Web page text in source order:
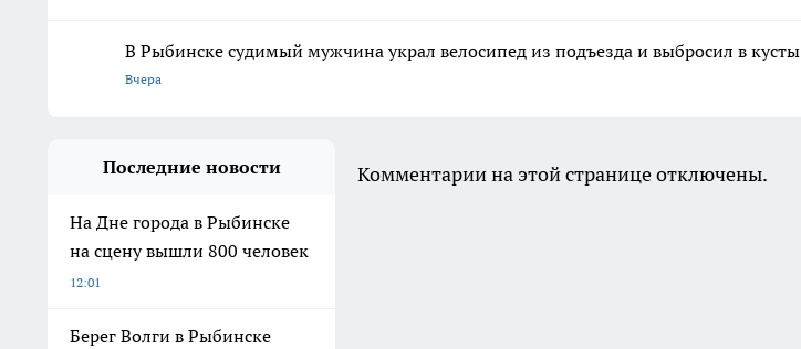
В Рыбинске судимый мужчина украл велосипед из подъезда и выбросил в кусты
Вчера
Последние новости
На Дне города в Рыбинске
на сцену вышли 800 человек
12:01
Берег Волги в Рыбинске
Комментарии на этой странице отключены.